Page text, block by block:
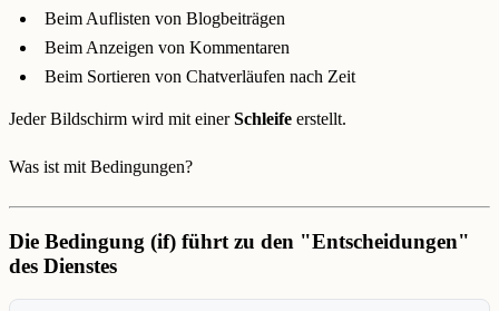
Beim Auflisten von Blogbeiträgen
Beim Anzeigen von Kommentaren
Beim Sortieren von Chatverläufen nach Zeit
Jeder Bildschirm wird mit einerSchleife erstellt.
Was ist mit Bedingungen?
Die Bedingung (if) führt zu den "Entscheidungen"
des Dienstes